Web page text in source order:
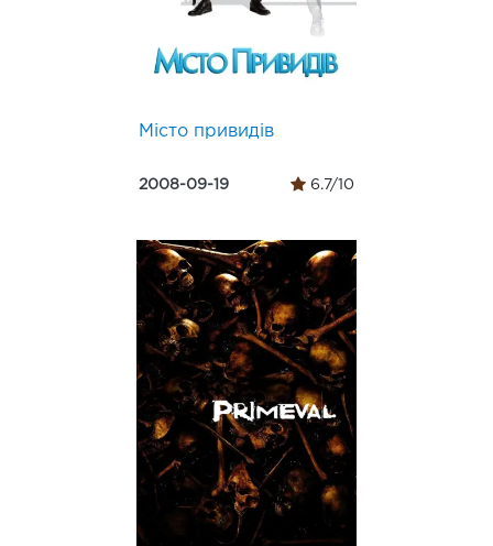
Місто привидів
2008-09-19 6.7/10